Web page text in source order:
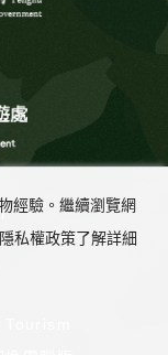
經驗。繼續瀏覽網
私權政策了解詳細